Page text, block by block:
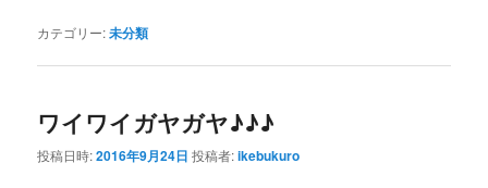
カテゴリー:未分類
ワイワイガヤガヤ♪♪♪
投稿日時:2016年9月24日 投稿者:ikebukuro